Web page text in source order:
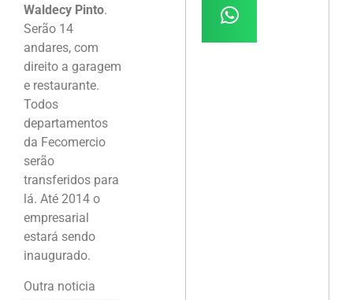
Waldecy Pinto.
Serão 14
andares, com
direito a garagem
e restaurante.
Todos
departamentos
da Fecomercio
serão
transferidos para
lá. Até 2014 o
empresarial
estará sendo
inaugurado.
Outra noticia